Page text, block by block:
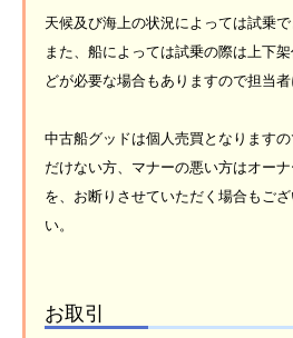
天候及び海上の状況によっては試乗で
また、船によっては試乗の際は上下
どが必要な場合もありますので担当者
中古船グッドは個人売買となります
だけない方、マナーの悪い方はオー
を、お断りさせていただく場合もご
い。
お取引